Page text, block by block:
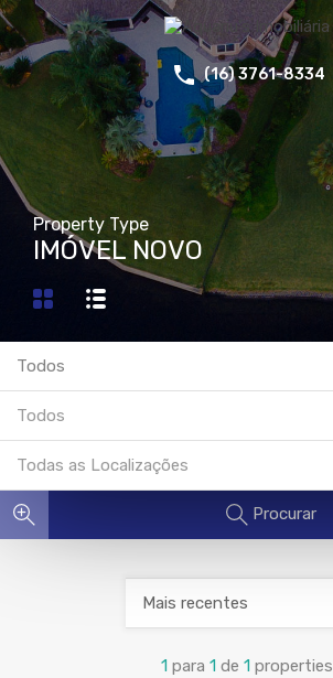
(16) 3761-8334
Property Type
IMÓVEL NOVO
Todos
Todos
Todas as Localizações
Procurar
1 para 1 de 1 properties
Mais recentes